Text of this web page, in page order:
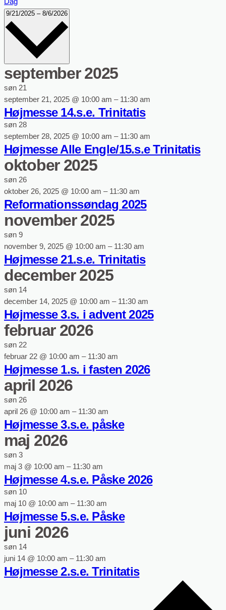
9/21/2025 – 8/6/2026 Vælg
september 2025
søn 21
september 21, 2025 @ 10:00 am – 11:30 am
Højmesse 14.s.e. Trinitatis
søn 28
september 28, 2025 @ 10:00 am – 11:30 am
Højmesse Alle Engle/15.s.e Trinitatis
oktober 2025
søn 26
oktober 26, 2025 @ 10:00 am – 11:30 am
Reformationssøndag 2025
november 2025
søn 9
november 9, 2025 @ 10:00 am – 11:30 am
Højmesse 21.s.e. Trinitatis
december 2025
søn 14
december 14, 2025 @ 10:00 am – 11:30 am
Højmesse 3.s. i advent 2025
februar 2026
søn 22
februar 22 @ 10:00 am – 11:30 am
Højmesse 1.s. i fasten 2026
april 2026
søn 26
april 26 @ 10:00 am – 11:30 am
Højmesse 3.s.e. påske
maj 2026
søn 3
maj 3 @ 10:00 am – 11:30 am
Højmesse 4.s.e. Påske 2026
søn 10
maj 10 @ 10:00 am – 11:30 am
Højmesse 5.s.e. Påske
juni 2026
søn 14
juni 14 @ 10:00 am – 11:30 am
Højmesse 2.s.e. Trinitatis